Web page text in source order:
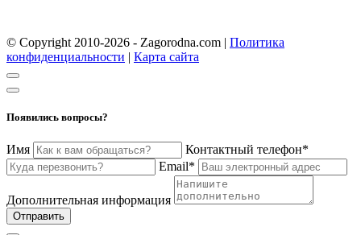
© Copyright 2010-2026 - Zagorodna.com | Политика
конфиденциальности | Карта сайта
Появились вопросы?
Имя
Контактный телефон*
Email*
Дополнительная информация
Отправить